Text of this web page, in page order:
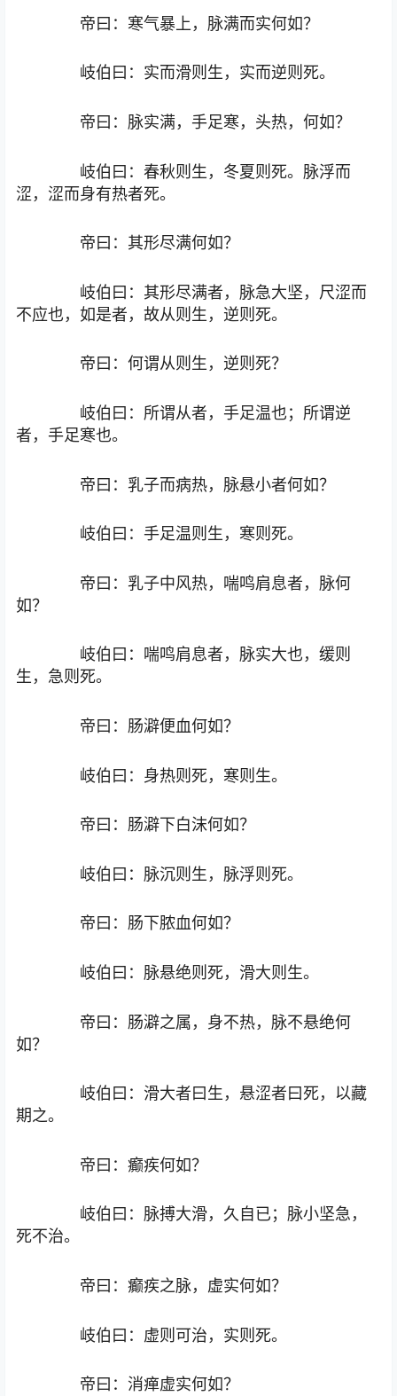
帝曰：寒气暴上，脉满而实何如？
岐伯曰：实而滑则生，实而逆则死。
帝曰：脉实满，手足寒，头热，何如？
岐伯曰：春秋则生，冬夏则死。脉浮而
涩，涩而身有热者死。
帝曰：其形尽满何如？
岐伯曰：其形尽满者，脉急大坚，尺涩而
不应也，如是者，故从则生，逆则死。
帝曰：何谓从则生，逆则死？
岐伯曰：所谓从者，手足温也；所谓逆
者，手足寒也。
帝曰：乳子而病热，脉悬小者何如？
岐伯曰：手足温则生，寒则死。
帝曰：乳子中风热，喘鸣肩息者，脉何
如？
岐伯曰：喘鸣肩息者，脉实大也，缓则
生，急则死。
帝曰：肠澼便血何如？
岐伯曰：身热则死，寒则生。
帝曰：肠澼下白沫何如？
岐伯曰：脉沉则生，脉浮则死。
帝曰：肠下脓血何如？
岐伯曰：脉悬绝则死，滑大则生。
帝曰：肠澼之属，身不热，脉不悬绝何
如？
岐伯曰：滑大者曰生，悬涩者曰死，以藏
期之。
帝曰：癫疾何如？
岐伯曰：脉搏大滑，久自已；脉小坚急，
死不治。
帝曰：癫疾之脉，虚实何如？
岐伯曰：虚则可治，实则死。
帝曰：消瘅虚实何如？